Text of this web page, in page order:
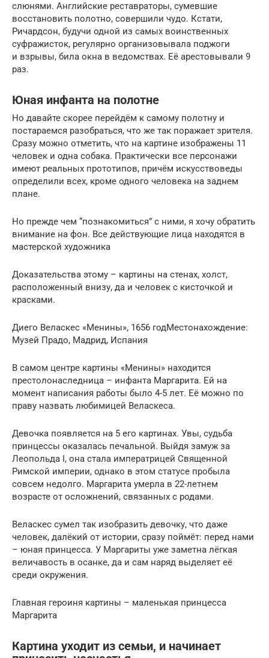
слюнями. Английские реставраторы, сумевшие
восстановить полотно, совершили чудо. Кстати,
Ричардсон, будучи одной из самых воинственных
суфражисток, регулярно организовывала поджоги
и взрывы, била окна в ведомствах. Её арестовывали 9
раз.
Юная инфанта на полотне
Но давайте скорее перейдём к самому полотну и
постараемся разобраться, что же так поражает зрителя.
Сразу можно отметить, что на картине изображены 11
человек и одна собака. Практически все персонажи
имеют реальных прототипов, причём искусствоведы
определили всех, кроме одного человека на заднем
плане.
Но прежде чем “познакомиться” с ними, я хочу обратить
внимание на фон. Все действующие лица находятся в
мастерской художника
Доказательства этому – картины на стенах, холст,
расположенный внизу, да и человек с кисточкой и
красками.
Диего Веласкес «Менины», 1656 годМестонахождение:
Музей Прадо, Мадрид, Испания
В самом центре картины «Менины» находится
престолонаследница – инфанта Маргарита. Ей на
момент написания работы было 4-5 лет. Её можно по
праву назвать любимицей Веласкеса.
Девочка появляется на 5 его картинах. Увы, судьба
принцессы оказалась печальной. Выйдя замуж за
Леопольда I, она стала императрицей Священной
Римской империи, однако в этом статусе пробыла
совсем недолго. Маргарита умерла в 22-летнем
возрасте от осложнений, связанных с родами.
Веласкес сумел так изобразить девочку, что даже
человек, далёкий от истории, сразу поймёт: перед нами
– юная принцесса. У Маргариты уже заметна лёгкая
величавость в осанке, да и сам наряд выделяет её
среди окружения.
Главная героиня картины – маленькая принцесса
Маргарита
Картина уходит из семьи, и начинает